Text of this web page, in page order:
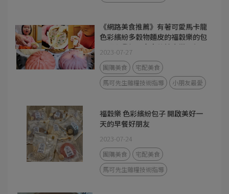
《網路美食推薦》有著可愛馬卡龍
色彩繽紛多穀物麵皮的福穀樂的包
子照顧我們全家人的健康從早餐開
始
2023-07-27
團購美食
宅配美食
馬可先生雜糧技術指導
小朋友最愛
福穀樂 色彩繽紛包子 開啟美好一
天的早餐好朋友
2023-07-24
團購美食
宅配美食
馬可先生雜糧技術指導